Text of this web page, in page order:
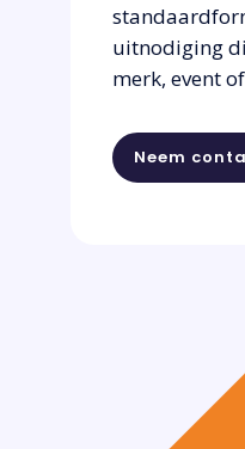
uitnodiging
merk, event
Neem